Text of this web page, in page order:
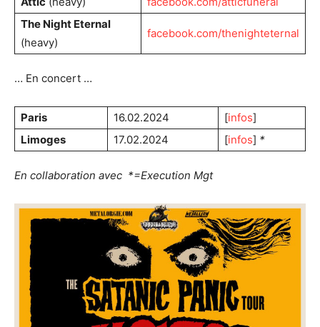
The Night Eternal
(heavy)
facebook.com/thenighteternal
… En concert …
Paris 16.02.2024 [infos]
Limoges
17.02.2024 [infos] *
En collaboration avec *=Execution Mgt